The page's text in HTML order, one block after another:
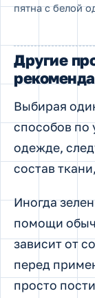
пятна с белой
Другие
Выбирая
способов по
одежде,
состав
Иногда
помощи
зависит от
перед
просто